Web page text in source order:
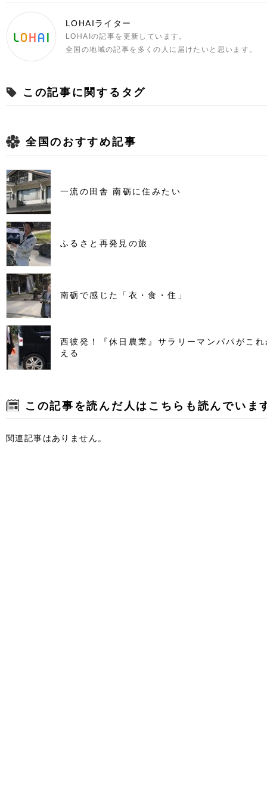
LOHAIライター
LOHAIの記事を更新しています。
全国の地域の記事を多くの人に届けたいと思います。
この記事に関するタグ
全国のおすすめ記事
一流の田舎 南砺に住みたい
ふるさと再発見の旅
南砺で感じた「衣・食・住」
西彼発！『休日農業』サラリーマンパパがこ
える
この記事を読んだ人はこちらも読んでいま
関連記事はありません。